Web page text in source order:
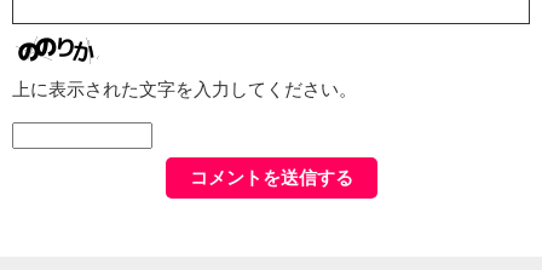
上に表示された文字を入力してください。